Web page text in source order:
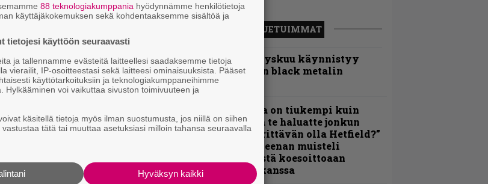
LUETUIMMAT
Espoon syyskuu käynnistyy
kotimaisen black metalin
merkeissä
”Metallica on tiukempi kuin
koskaan ja te haluatte jonkun
nulikan yrittävän olla Hetfield?”
– Pepper Keenan muisteli
ensimmäistä koesoittoaan
hevijätin kanssa
88 teknologiakumppania hyödynnämme henkilötietoja
käyttäjäkokemuksen sekä kohdentaaksemme sisältöä ja
tietojesi käyttöön seuraavasti
ja tallennamme evästeitä laitteellesi saadaksemme tietoja
vierailit, IP-osoitteestasi sekä laitteesi ominaisuuksista. Pääset
käyttötarkoituksiin ja teknologiakumppaneihimme
Hylkääminen voi vaikuttaa sivuston toimivuuteen ja
käsitellä tietoja myös ilman suostumusta, jos niillä on siihen
tätä tai muuttaa asetuksiasi milloin tahansa seuraavalla
Hyväksyn kaikki